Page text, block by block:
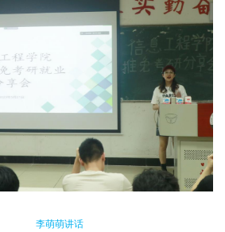
李萌萌讲话